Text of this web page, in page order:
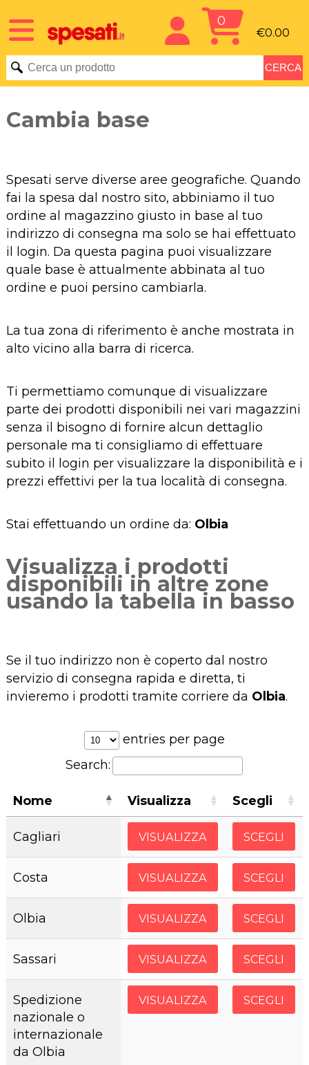
0
€0.00
Cambia base
Spesati serve diverse aree geografiche. Quando
fai la spesa dal nostro sito, abbiniamo il tuo
ordine al magazzino giusto in base al tuo
indirizzo di consegna ma solo se hai effettuato
il login. Da questa pagina puoi visualizzare
quale base è attualmente abbinata al tuo
ordine e puoi persino cambiarla.
La tua zona di riferimento è anche mostrata in
alto vicino alla barra di ricerca.
Ti permettiamo comunque di visualizzare
parte dei prodotti disponibili nei vari magazzini
senza il bisogno di fornire alcun dettaglio
personale ma ti consigliamo di effettuare
subito il login per visualizzare la disponibilità e i
prezzi effettivi per la tua località di consegna.
Stai effettuando un ordine da: Olbia
Visualizza i prodotti
disponibili in altre zone
usando la tabella in basso
Se il tuo indirizzo non è coperto dal nostro
servizio di consegna rapida e diretta, ti
invieremo i prodotti tramite corriere da Olbia.
entries per page
Search:
Nome Visualizza Scegli
Cagliari VISUALIZZA SCEGLI
Costa VISUALIZZA SCEGLI
Olbia VISUALIZZA SCEGLI
Sassari VISUALIZZA SCEGLI
Spedizione
nazionale o
internazionale
da Olbia
VISUALIZZA SCEGLI